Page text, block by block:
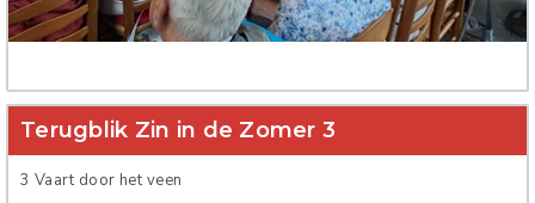
Verhuur
Terugblik Zin in de Zomer 3
3 Vaart door het veen